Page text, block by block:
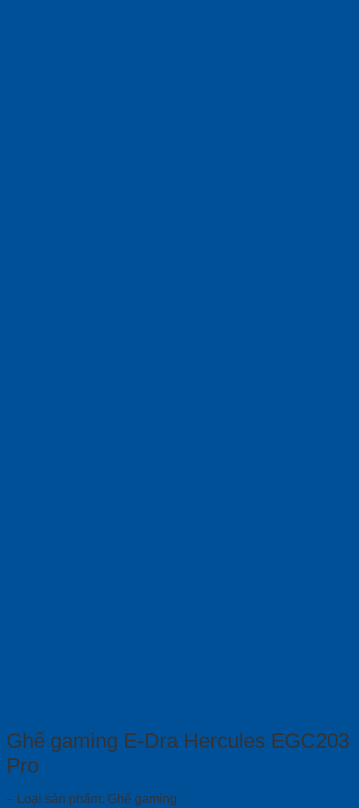
Ghế gaming E-Dra Hercules EGC203
Pro
– Loại sản phẩm: Ghế gaming